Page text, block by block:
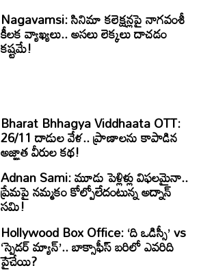
Nagavamsi: సినిమా కలెక్షన్లపై నాగవంశీ
కీలక వ్యాఖ్యలు.. అసలు లెక్కలు దాచడం
కష్టమే!
Bharat Bhhagya Viddhaata OTT:
26/11 దాడుల వేళ.. ప్రాణాలను కాపాడిన
అజ్ఞాత వీరుల కథ!
Adnan Sami: మూడు పెళ్లిళ్లు విఫలమైనా..
ప్రేమపై నమ్మకం కోల్పోలేదంటున్న అద్నాన్
సమి!
Hollywood Box Office: ‘ది ఒడిస్సీ’ vs
‘స్పైడర్ మ్యాన్’.. బాక్సాఫీస్ బరిలో ఎవరిది
పైచేయి?